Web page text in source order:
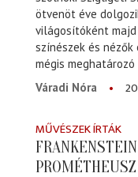
ötvenöt éve
világosítóként
színészek és
mégis meghatározó
Váradi Nóra
MŰVÉSZEK ÍRTÁK
PROMÉTHEUSZ